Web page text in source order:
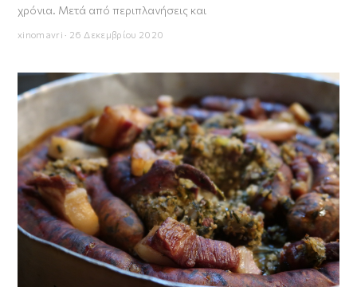
χρόνια. Μετά από περιπλανήσεις και
xinomavri · 26 Δεκεμβρίου 2020